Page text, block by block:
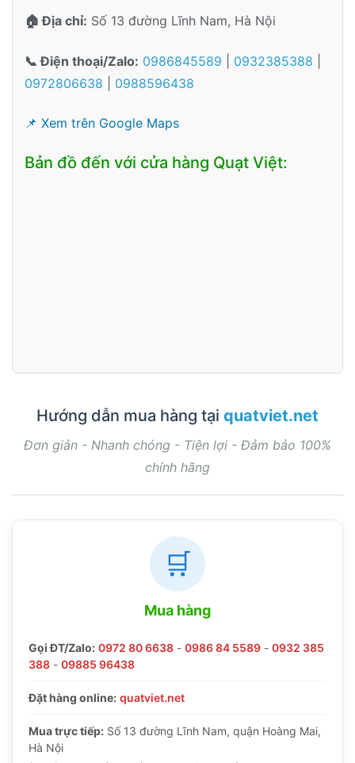
🏠 Địa chỉ: Số 13 đường Lĩnh Nam, Hà Nội
📞 Điện thoại/Zalo: 0986845589 0932385388
0972806638
0988596438
📌 Xem trên Google Maps
Bản đồ đến với cửa hàng Quạt Việt:
Hướng dẫn mua hàng tại quatviet.net
Đơn giản - Nhanh chóng - Tiện lợi - Đảm bảo 100%
chính hãng
🛒
Mua hàng
Gọi ĐT/Zalo: 0972 80 6638 - 0986 84 5589 - 0932 385
388 - 09885 96438
Đặt hàng online: quatviet.net
Mua trực tiếp: Số 13 đường Lĩnh Nam, quận Hoàng Mai,
Hà Nội